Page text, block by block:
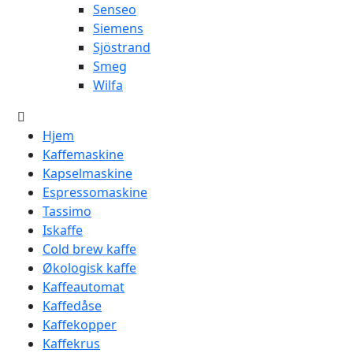
Senseo
Siemens
Sjöstrand
Smeg
Wilfa
Hjem
Kaffemaskine
Kapselmaskine
Espressomaskine
Tassimo
Iskaffe
Cold brew kaffe
Økologisk kaffe
Kaffeautomat
Kaffedåse
Kaffekopper
Kaffekrus